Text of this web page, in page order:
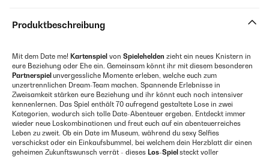
Produktbeschreibung
Mit dem Date me! Kartenspiel von Spielehelden zieht ein neues Knistern in
eure Beziehung oder Ehe ein. Gemeinsam könnt ihr mit diesem besonderen
Partnerspiel unvergessliche Momente erleben, welche euch zum
unzertrennlichen Dream-Team machen. Spannende Erlebnisse in
Zweisamkeit stärken eure Beziehung und ihr könnt euch noch intensiver
kennenlernen. Das Spiel enthält 70 aufregend gestaltete Lose in zwei
Kategorien, wodurch sich tolle Date-Abenteuer ergeben. Entdeckt immer
wieder neue Loskombinationen und freut euch auf ein abenteuerreiches
Leben zu zweit. Ob ein Date im Museum, während du sexy Selfies
verschickst oder ein Einkaufsbummel, bei welchem dein Herzblatt dir einen
geheimen Zukunftswunsch verrät - dieses Los-Spiel steckt voller